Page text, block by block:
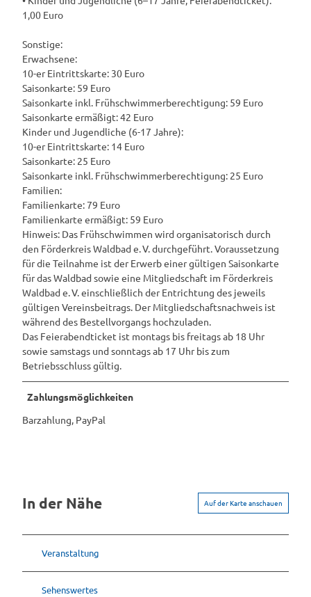
1,00 Euro
Sonstige:
Erwachsene:
10-er Eintrittskarte: 30 Euro
Saisonkarte: 59 Euro
Saisonkarte inkl. Frühschwimmerberechtigung: 59 Euro
Saisonkarte ermäßigt: 42 Euro
Kinder und Jugendliche (6-17 Jahre):
10-er Eintrittskarte: 14 Euro
Saisonkarte: 25 Euro
Saisonkarte inkl. Frühschwimmerberechtigung: 25 Euro
Familien:
Familienkarte: 79 Euro
Familienkarte ermäßigt: 59 Euro
Hinweis: Das Frühschwimmen wird organisatorisch durch
den Förderkreis Waldbad e. V. durchgeführt. Voraussetzung
für die Teilnahme ist der Erwerb einer gültigen Saisonkarte
für das Waldbad sowie eine Mitgliedschaft im Förderkreis
Waldbad e. V. einschließlich der Entrichtung des jeweils
gültigen Vereinsbeitrags. Der Mitgliedschaftsnachweis ist
während des Bestellvorgangs hochzuladen.
Das Feierabendticket ist montags bis freitags ab 18 Uhr
sowie samstags und sonntags ab 17 Uhr bis zum
Betriebsschluss gültig.
Zahlungsmöglichkeiten
Barzahlung, PayPal
In der Nähe Auf der Karte anschauen
Veranstaltung
Sehenswertes